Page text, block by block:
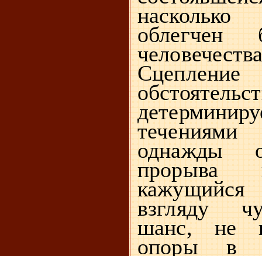
однажды
прорыва
кажущийся
взгляду
шанс, не
опоры в